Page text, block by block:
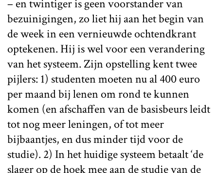
– en twintiger is geen voorstander van
bezuinigingen, zo liet hij aan het begin van
de week in een vernieuwde ochtendkrant
optekenen. Hij is wel voor een verandering
van het systeem. Zijn opstelling kent twee
pijlers: 1) studenten moeten nu al 400 euro
per maand bij lenen om rond te kunnen
komen (en afschaffen van de basisbeurs leidt
tot nog meer leningen, of tot meer
bijbaantjes, en dus minder tijd voor de
studie). 2) In het huidige systeem betaalt ‘de
slager op de hoek mee aan de studie van de